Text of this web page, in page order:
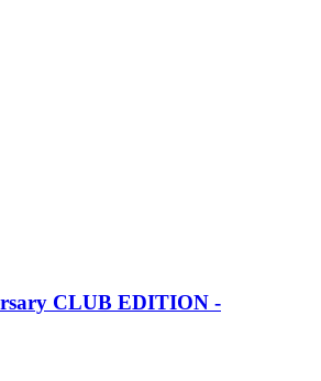
CLUB EDITION -